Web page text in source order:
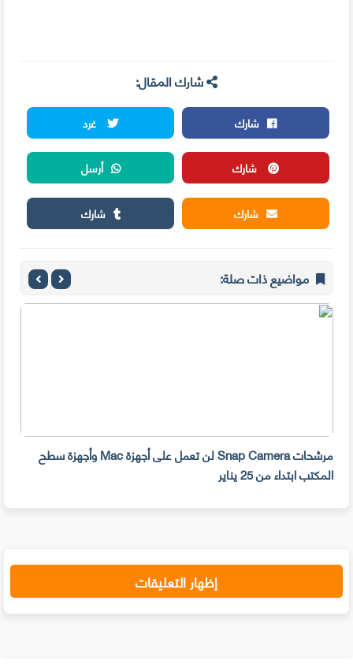
شارك المقال:
شارك
غرد
شارك
أرسل
شارك
شارك
مواضيع ذات صلة:
مرشحات Snap Camera لن تعمل على أجهزة Mac وأجهزة سطح
المكتب ابتداء من 25 يناير
إظهار التعليقات